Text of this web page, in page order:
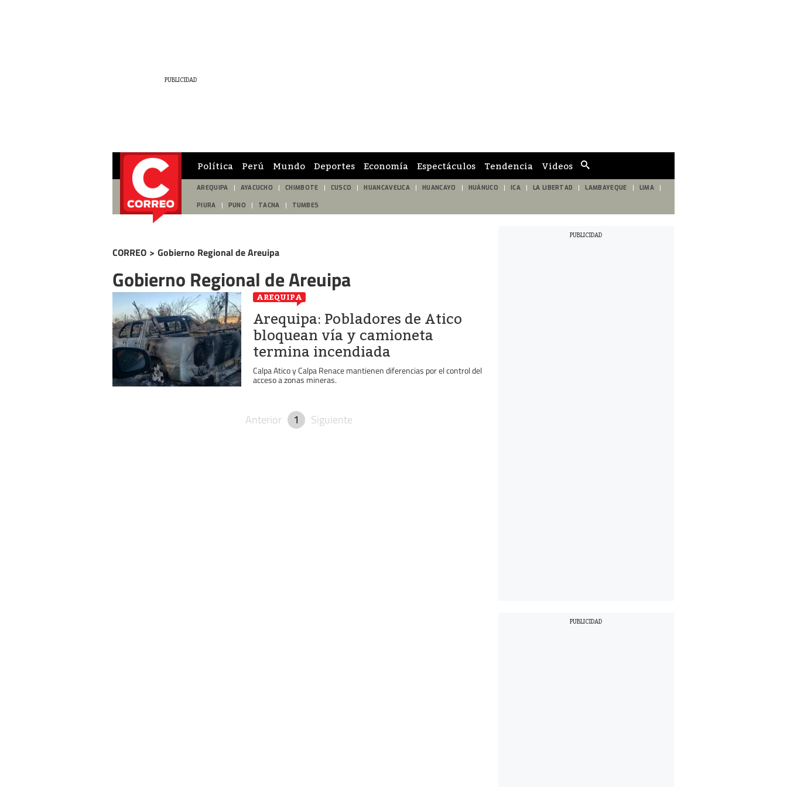
de
búsqueda
Política Perú Mundo Deportes Economía Espectáculos Tendencia Videos
AREQUIPA AYACUCHO CHIMBOTE CUSCO HUANCAVELICA HUANCAYO HUÁNUCO ICA LA LIBERTAD LAMBAYEQUE LIMA
PIURA PUNO TACNA TUMBES
CORREO > Gobierno Regional de Areuipa
Gobierno Regional de Areuipa
AREQUIPA
Arequipa: Pobladores de Atico
bloquean vía y camioneta
termina incendiada
Calpa Atico y Calpa Renace mantienen diferencias por el control del
acceso a zonas mineras.
Anterior 1 Siguiente